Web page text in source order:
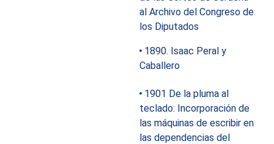
al Archivo del Congreso de
los Diputados
1890. Isaac Peral y
Caballero
1901 De la pluma al
teclado: Incorporación de
las máquinas de escribir en
las dependencias del